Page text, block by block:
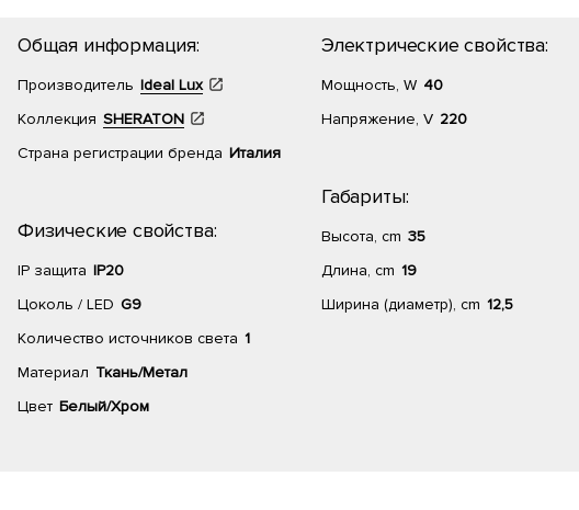
Общая информация:
Производитель Ideal Lux
Коллекция SHERATON
Страна регистрации бренда Италия
Физические свойства:
IP защита IP20
Цоколь / LED G9
Количество источников света 1
Материал Ткань/Метал
Цвет Белый/Хром
Электрические свойства:
Мощность, W 40
Напряжение, V 220
Габариты:
Высота, cm 35
Длина, cm 19
Ширина (диаметр), cm 12,5